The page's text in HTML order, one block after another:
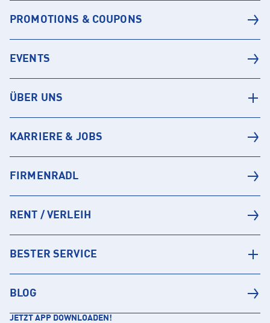
PROMOTIONS & COUPONS
EVENTS
ÜBER UNS
KARRIERE & JOBS
FIRMENRADL
RENT / VERLEIH
BESTER SERVICE
BLOG
JETZT APP DOWNLOADEN!